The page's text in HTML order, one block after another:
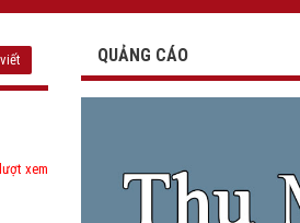
xem
QUẢNG CÁO